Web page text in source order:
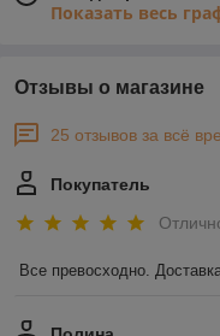
Показать весь
Отзывы о магазине
25 отзывов за всё
Покупатель
Все превосходно.